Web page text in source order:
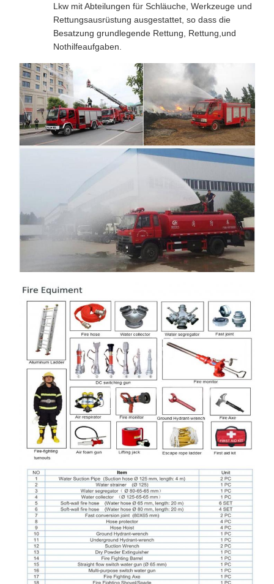
Lkw mit Abteilungen für Schläuche, Werkzeuge und
Rettungsausrüstung ausgestattet, so dass die
Besatzung grundlegende Rettung, Rettung,und
Nothilfeaufgaben.